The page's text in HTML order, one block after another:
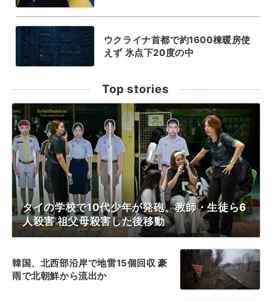
ウクライナ首都で約1600棟暖房使
えず 氷点下20度の中
Top stories
タイの学校で10代少年が発砲、教師・生徒ら6
人殺害 祖父母殺害した後移動
韓国、北西部沿岸で地雷15個回収 豪
雨で北朝鮮から流出か